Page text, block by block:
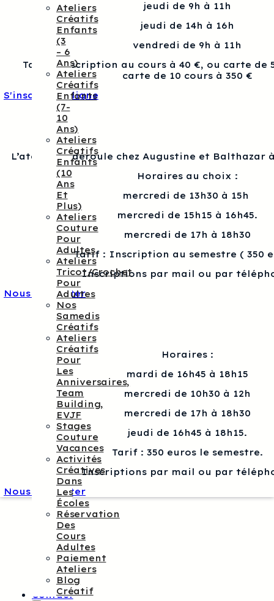
Ateliers
Créatifs
Enfants
(3
– 6
Ans)
Ateliers
Créatifs
Enfants
(7-
10
Ans)
Ateliers
Créatifs
Enfants
(10
Ans
Et
Plus)
Ateliers
Couture
Pour
Adultes
Ateliers
Tricot/crochet
Pour
Adultes
Nos
Samedis
Créatifs
Ateliers
Créatifs
Pour
Les
Anniversaires,
Team
Building,
EVJF
Stages
Couture
Vacances
Activités
Créatives
Dans
Les
Écoles
Réservation
Des
Cours
Adultes
Paiement
Ateliers
Blog
Créatif
Contact
jeudi de 9h à 11h
jeudi de 14h à 16h
vendredi de 9h à 11h
Tarif : Inscription au cours à 40 €, ou carte de
carte de 10 cours à 350 €
S'inscrire en ligne
L’atelier se déroule chez Augustine et Balthazar
Horaires au choix :
mercredi de 13h30 à 15h
mercredi de 15h15 à 16h45.
mercredi de 17h à 18h30
Tarif : Inscription au semestre ( 350
Inscriptions par mail ou par
Nous contacter
Horaires :
mardi de 16h45 à 18h15
mercredi de 10h30 à 12h
mercredi de 17h à 18h30
jeudi de 16h45 à 18h15.
Tarif : 350 euros le semestre.
Inscriptions par mail ou par
Nous contacter